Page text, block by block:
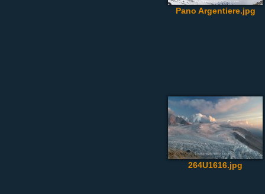
Pano Argentiere.jpg
264U1616.jpg